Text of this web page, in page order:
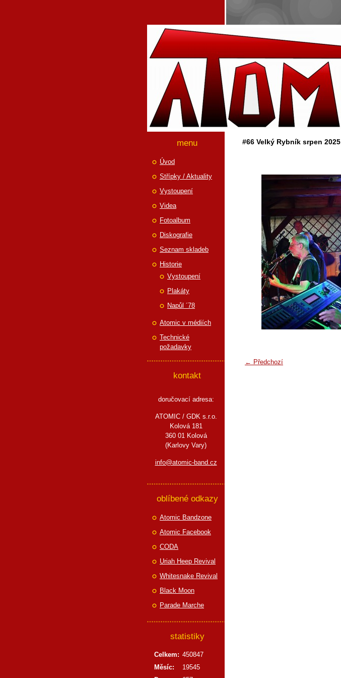
#66 Velký Rybník srpen 2025
← Předchozí
menu
Úvod
Střípky / Aktuality
Vystoupení
Videa
Fotoalbum
Diskografie
Seznam skladeb
Historie
Vystoupení
Plakáty
Napůl ´78
Atomic v médiích
Technické
požadavky
kontakt
doručovací adresa:
ATOMIC / GDK s.r.o.
Kolová 181
360 01 Kolová
(Karlovy Vary)
info@atomic-band.cz
oblíbené odkazy
Atomic Bandzone
Atomic Facebook
CODA
Uriah Heep Revival
Whitesnake Revival
Black Moon
Parade Marche
statistiky
Celkem: 450847
Měsíc:
19545